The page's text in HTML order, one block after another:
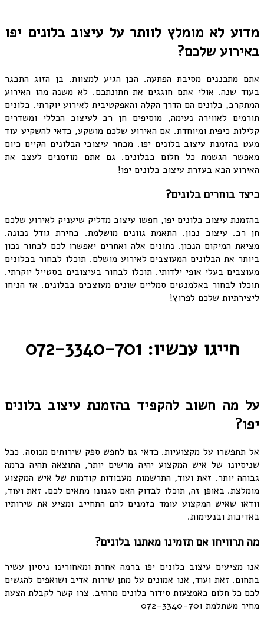
מדוע לא מומלץ לוותר על עיצוב בלונים יפו
באירוע שלכם?
אתם מתכננים מסיבת הפתעה. הבן הגיע למצוות. בן הזוג התבגר
בעוד שנה. אולי אתם חוגגים את חתונתכם. לא משנה מהו האירוע
המתקרב, בלונים הם הדרך הקלה והאפקטיבית לאירוע יוקרתי. בלונים
תורמים לאווירה נעימה, מוסיפים חן רב לעיצוב הכללי ומשדרים
קלילות כיפית ומיוחדת. אם האירוע שלכם מושקע, כדאי להשקיע עוד
מעט בהזמנת עיצוב בלונים יפו. מבחר עיצובי הבלונים הקיים כיום
מאפשר הגשמת כל חלום בבלונים. גם אתם מוזמנים לעצב את
האירוע הבא בעזרת עיצוב בלונים יפו!
כיצד בוחרים בלונים?
בהזמנת עיצוב בלונים יפו, חפשו עיצוב מדליק שיעניק לאירוע שלכם
חן רב. עיצוב נכון. התאמת גוונים מושלמת. בחירת גודל נכונה.
מציאת המיקום הנכון. נתונים אלה ואחרים יאפשרו לכם לבחור נכון
ביותר את הבלונים המעוצבים לאירוע מושלם. תוכלו לבחור בבלונים
מעוצבים בעלי אופי ילדותי. תוכלו לבחור בעיצובים בסטייל יוקרתי.
תוכלו לבחור באלמנטים סמליים שונים מעוצבים בבלונים. אז הניחו
ליצירתיות שלכם לפרוץ!
חייגו עכשיו: 072-3340-701
על מה חשוב להקפיד בהזמנת עיצוב בלונים
יפו?
אל תתפשרו על מקצועיות. כדאי גם לחפש ספק שירותים מנוסה. ככל
שניסיונו של איש המקצוע יהיה מרשים יותר, התוצאה תהיה ברמה
גבוהה יותר. זאת ועוד, התרשמות מעבודות קודמות של איש המקצוע
מומלצת. באופן זה, תוכלו לבדוק האם סגנונו מתאים לכם. זאת ועוד,
וודאו שאיש המקצוע עומד בזמנים להם התחייב ומציע את שירותיו
באדיבות ובנעימות.
מה תרוויחו אם תזמינו מאתנו בלונים?
אנו מציעים עיצוב בלונים יפו ברמה אחרת ומאחורינו ניסיון עשיר
בתחום. זאת ועוד, אנו אמונים על מתן שירות אדיב ושואפים להגשים
לכם כל חלום באמצעות סידור בלונים מרהיב. צרו קשר לקבלת הצעת
מחיר משתלמת 072-3340-701